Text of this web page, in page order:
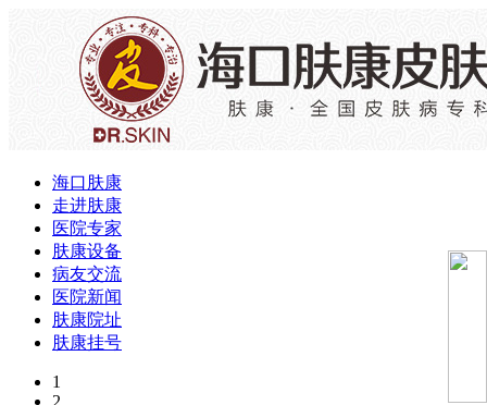
海口肤康
走进肤康
医院专家
肤康设备
病友交流
医院新闻
肤康院址
肤康挂号
1
2